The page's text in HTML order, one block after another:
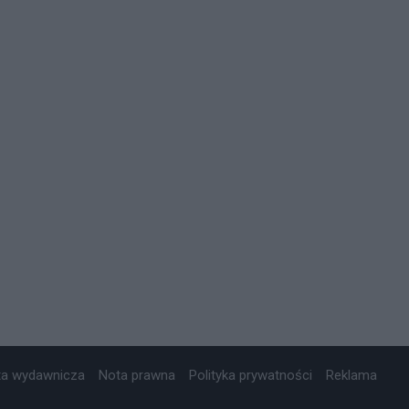
wydawnicza Nota prawna Polityka prywatności Reklama